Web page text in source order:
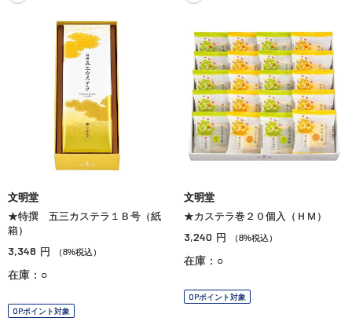
文明堂
★特撰 五三カステラ１Ｂ号（紙
箱）
3,348 円 （8%税込）
在庫：○
OPポイント対象
文明堂
★カステラ巻２０個入（ＨＭ）
3,240 円 （8%税込）
在庫：○
OPポイント対象